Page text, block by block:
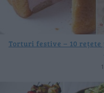
Torturi festive – 10